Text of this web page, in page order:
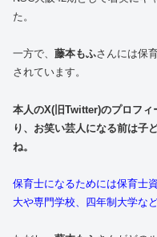
た。
一方で、 藤本もふさんには保
されています。
本人のX(旧Twitter)のプロフ
り、お笑い芸人になる前は子
ね。
保育士になるためには保育士
大や専門学校、四年制大学な